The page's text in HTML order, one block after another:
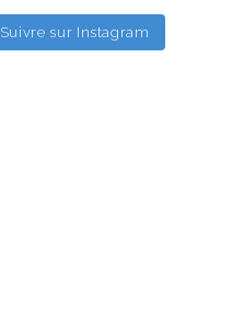
Suivre sur Instagram